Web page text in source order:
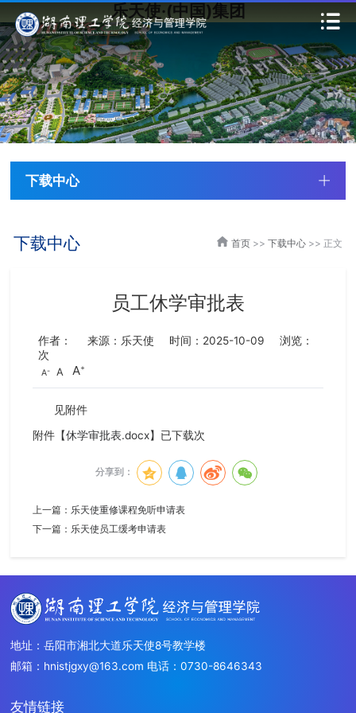
乐天使·(中国)集团
下载中心
下载中心 首页>> 下载中心>> 正文
员工休学审批表
作者： 来源：乐天使 时间：2025-10-09
浏览：
次
A A A
见附件
附件【休学审批表.docx】已下载次
分享到：
上一篇： 乐天使重修课程免听申请表
下一篇： 乐天使员工缓考申请表
地址：岳阳市湘北大道乐天使8号教学楼
邮箱：hnistjgxy@163.com 电话：0730-8646343
友情链接